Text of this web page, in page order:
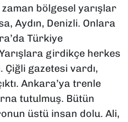
zaman bölgesel yarışlar
Aydın, Denizli. Onlara
Türkiye
girdikçe herkes
Çiğli gazetesi vardı,
Ankara’ya trenle
tutulmuş. Bütün
üstü insan dolu. Ali,